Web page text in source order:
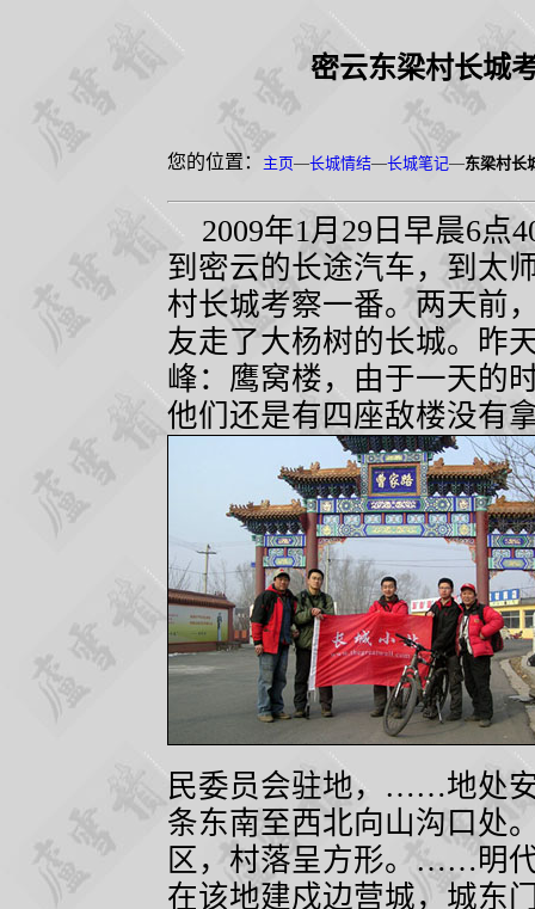
密云东梁村长城
您的位置： 主页—长城情结—长城笔记—东梁村长
2009年1月 29 日早晨6点
到密云的长途汽车，到太
村长城考察一番。两天前
友走了大杨树的长城。昨
峰：鹰窝楼，由于一天的
他们还是有四座敌楼没有
民委员会驻地，……地处
条东南至西北向山沟口处
区，村落呈方形。……明
在该地建戍边营城，城东